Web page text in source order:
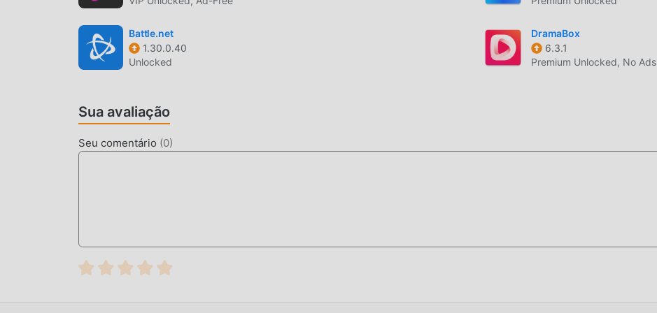
Battle.net
1.30.0.40
Unlocked
DramaBox
6.3.1
Premium Unlocked, No Ads
Sua avaliação
Seu comentário (0)